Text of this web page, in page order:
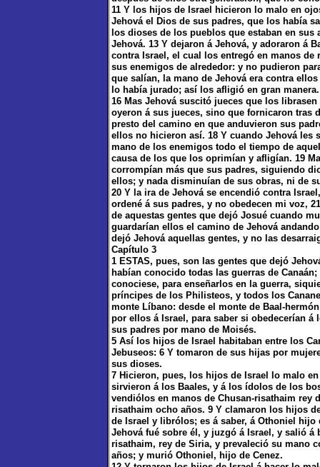
11 Y los hijos de Israel hicieron lo malo en
Jehová el Dios de sus padres, que los había
los dioses de los pueblos que estaban en
Jehová. 13 Y dejaron á Jehová, y adoraron á
contra Israel, el cual los entregó en manos
sus enemigos de alrededor: y no pudieron
que salían, la mano de Jehová era contra
lo había jurado; así los afligió en gran manera.
16 Mas Jehová suscitó jueces que los
oyeron á sus jueces, sino que fornicaron tras
presto del camino en que anduvieron sus
ellos no hicieron así. 18 Y cuando Jehová les
mano de los enemigos todo el tiempo de
causa de los que los oprimían y afligían. 19
corrompían más que sus padres, siguiendo
ellos; y nada disminuían de sus obras, ni de
20 Y la ira de Jehová se encendió contra
ordené á sus padres, y no obedecen mi voz,
de aquestas gentes que dejó Josué cuando
guardarían ellos el camino de Jehová
dejó Jehová aquellas gentes, y no las
Capítulo 3
1 ESTAS, pues, son las gentes que dejó
habían conocido todas las guerras de
conociese, para enseñarlos en la guerra,
príncipes de los Philisteos, y todos los
monte Líbano: desde el monte de Baal-
por ellos á Israel, para saber si obedecerían
sus padres por mano de Moisés.
5 Así los hijos de Israel habitaban entre los
Jebuseos: 6 Y tomaron de sus hijas por
sus dioses.
7 Hicieron, pues, los hijos de Israel lo malo
sirvieron á los Baales, y á los ídolos de los
vendiólos en manos de Chusan-risathaim rey
risathaim ocho años. 9 Y clamaron los hijos
de Israel y librólos; es á saber, á Othoniel hijo
Jehová fué sobre él, y juzgó á Israel, y salió á
risathaim, rey de Siria, y prevaleció su mano
años; y murió Othoniel, hijo de Cenez.